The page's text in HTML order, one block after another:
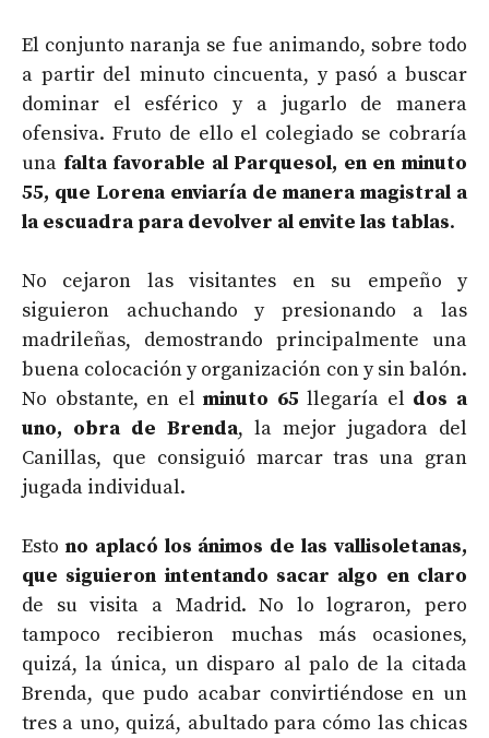
El conjunto naranja se fue animando, sobre todo
a partir del minuto cincuenta, y pasó a buscar
dominar el esférico y a jugarlo de manera
ofensiva. Fruto de ello el colegiado se cobraría
una falta favorable al Parquesol, en en minuto
55, que Lorena enviaría de manera magistral a
la escuadra para devolver al envite las tablas.
No cejaron las visitantes en su empeño y
siguieron achuchando y presionando a las
madrileñas, demostrando principalmente una
buena colocación y organización con y sin balón.
No obstante, en elminuto 65 llegaría el dos a
uno, obra de Brenda, la mejor jugadora del
Canillas, que consiguió marcar tras una gran
jugada individual.
Esto no aplacó los ánimos de las vallisoletanas,
que siguieron intentando sacar algo en claro
de su visita a Madrid. No lo lograron, pero
tampoco recibieron muchas más ocasiones,
quizá, la única, un disparo al palo de la citada
Brenda, que pudo acabar convirtiéndose en un
tres a uno, quizá, abultado para cómo las chicas